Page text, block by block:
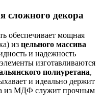
сложного декора
обеспечивает мощная
из цельного массива
и надежность
изготавливаются
полиуретана,
и идеально держит
из МДФ служит прочным